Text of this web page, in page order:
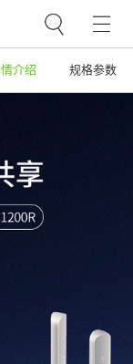
规格参数
介绍